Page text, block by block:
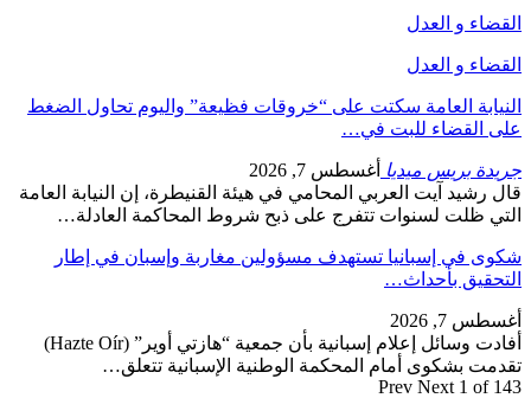
القضاء و العدل
القضاء و العدل
النيابة العامة سكتت على “خروقات فظيعة” واليوم تحاول الضغط
على القضاء للبت في…
جريدة بريس ميديا أغسطس 7, 2026
قال رشيد آيت العربي المحامي في هيئة القنيطرة، إن النيابة العامة
التي ظلت لسنوات تتفرج على ذبح شروط المحاكمة العادلة…
شكوى في إسبانيا تستهدف مسؤولين مغاربة وإسبان في إطار
التحقيق بأحداث…
أغسطس 7, 2026
أفادت وسائل إعلام إسبانية بأن جمعية “هازتي أوير” (Hazte Oír)
تقدمت بشكوى أمام المحكمة الوطنية الإسبانية تتعلق…
Prev Next 1 of 143